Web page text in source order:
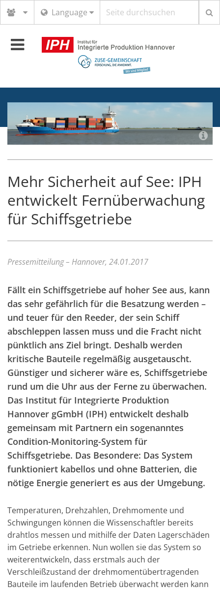
Language
Toggle
navigation
Mehr Sicherheit auf See: IPH
entwickelt Fernüberwachung
für Schiffsgetriebe
Pressemitteilung – Hannover, 24.01.2017
Fällt ein Schiffsgetriebe auf hoher See aus, kann
das sehr gefährlich für die Besatzung werden –
und teuer für den Reeder, der sein Schiff
abschleppen lassen muss und die Fracht nicht
pünktlich ans Ziel bringt. Deshalb werden
kritische Bauteile regelmäßig ausgetauscht.
Günstiger und sicherer wäre es, Schiffsgetriebe
rund um die Uhr aus der Ferne zu überwachen.
Das Institut für Integrierte Produktion
Hannover gGmbH (IPH) entwickelt deshalb
gemeinsam mit Partnern ein sogenanntes
Condition-Monitoring-System für
Schiffsgetriebe. Das Besondere: Das System
funktioniert kabellos und ohne Batterien, die
nötige Energie generiert es aus der Umgebung.
Temperaturen, Drehzahlen, Drehmomente und
Schwingungen können die Wissenschaftler bereits
drahtlos messen und mithilfe der Daten Lagerschäden
im Getriebe erkennen. Nun wollen sie das System so
weiterentwickeln, dass erstmals auch der
Verschleißzustand der drehmomentübertragenden
Bauteile im laufenden Betrieb überwacht werden kann